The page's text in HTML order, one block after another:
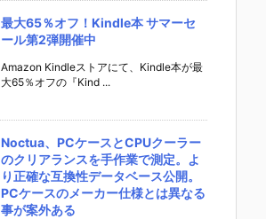
最大65％オフ！Kindle本 サマーセ
ール第2弾開催中
Amazon Kindleストアにて、Kindle本が最
大65％オフの『Kind ...
Noctua、PCケースとCPUクーラー
のクリアランスを手作業で測定。よ
り正確な互換性データベース公開。
PCケースのメーカー仕様とは異なる
事が案外ある